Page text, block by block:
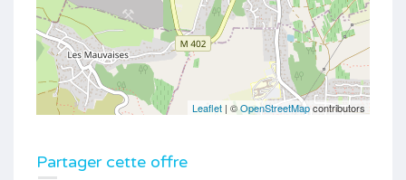
Leaflet | ©OpenStreetMapcontributors
Partager cette offre